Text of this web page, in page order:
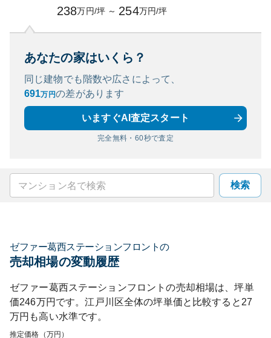
238万円/坪 ～ 254万円/坪
あなたの家はいくら？
同じ建物でも階数や広さによって、
691万円の差があります
いますぐAI査定スタート
完全無料・60秒で査定
検索
ゼファー葛西ステーションフロントの
売却相場の変動履歴
ゼファー葛西ステーションフロントの売却相場は、坪単
価246万円です。江戸川区全体の坪単価と比較すると 27
万円も高い水準です。
推定価格（万円）